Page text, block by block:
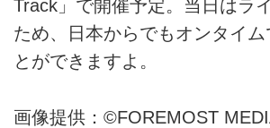
Track」で開催予定。当日はラ
ため、日本からでもオンタイム
とができますよ。
画像提供：©︎FOREMOST